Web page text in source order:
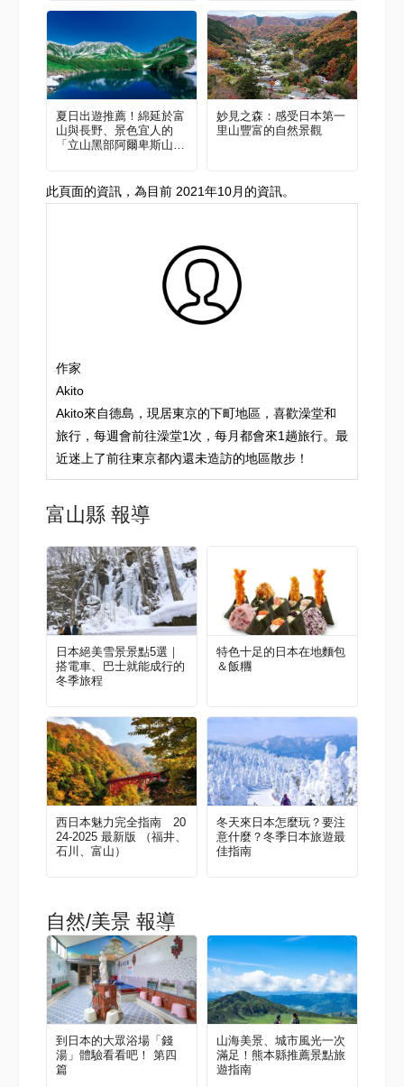
夏日出遊推薦！綿延於富
山與長野、景色宜人的
「立山黑部阿爾卑斯山脈
妙見之森：感受日本第一
里山豐富的自然景觀
此頁面的資訊，為目前 2021年10月的資訊。
作家
Akito
Akito來自德島，現居東京的下町地區，喜歡澡堂和
旅行，每週會前往澡堂1次，每月都會來1趟旅行。最
近迷上了前往東京都內還未造訪的地區散步！
富山縣 報導
日本絕美雪景景點5選｜
搭電車、巴士就能成行的
冬季旅程
特色十足的日本在地麵包
＆飯糰
西日本魅力完全指南 20
24-2025 最新版 （福井、
石川、富山）
冬天來日本怎麼玩？要注
意什麼？冬季日本旅遊最
佳指南
自然/美景 報導
到日本的大眾浴場「錢
湯」體驗看看吧！ 第四
篇
山海美景、城市風光一次
滿足！熊本縣推薦景點旅
遊指南